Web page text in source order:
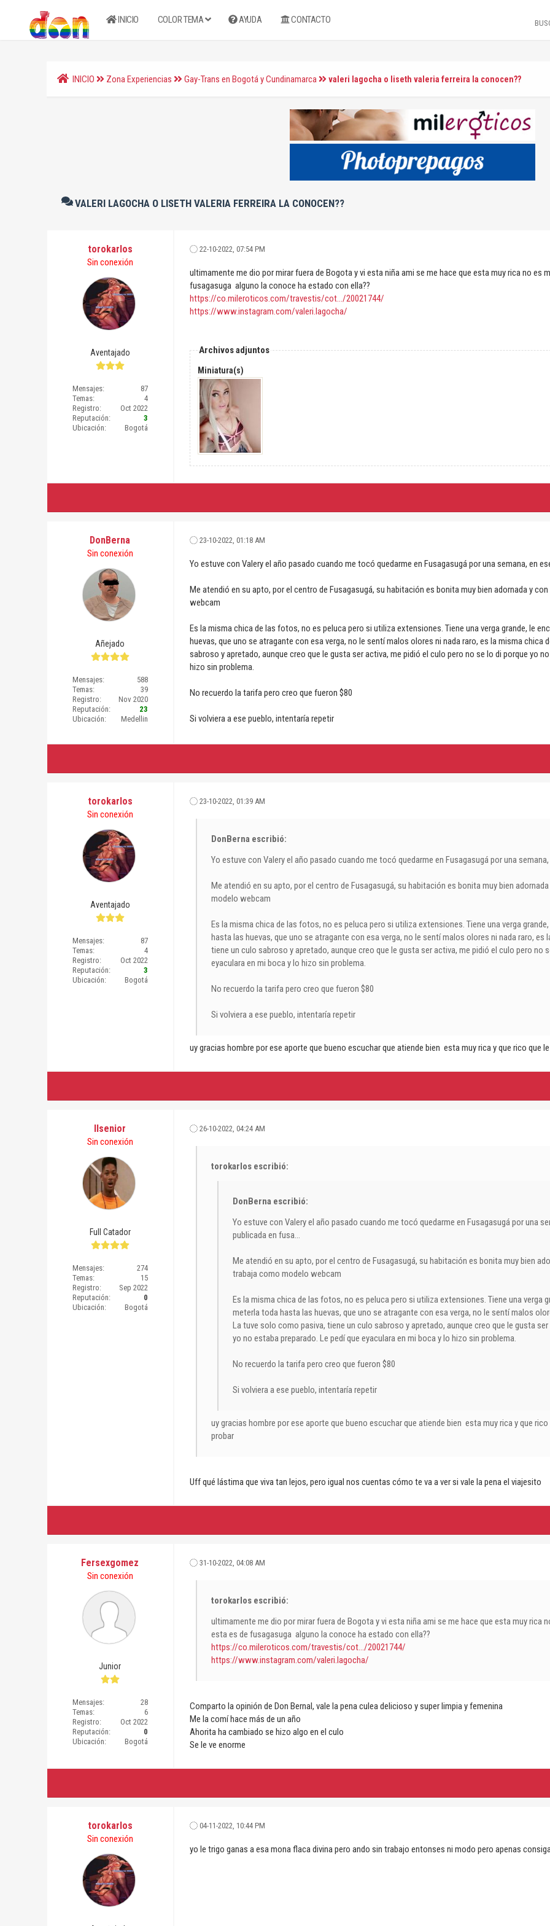
INICIO COLOR TEMA AYUDA CONTACTO
INICIO Zona Experiencias Gay-Trans en Bogotá y Cundinamarca valeri lagocha o liseth valeria ferreira la conocen??
VALERI LAGOCHA O LISETH VALERIA FERREIRA LA CONOCEN??
torokarlos
Sin conexión
Aventajado
Mensajes:
87
Temas:
4
Registro:
Oct 2022
Reputación:
3
Ubicación:
Bogotá
22-10-2022, 07:54 PM
ultimamente me dio por mirar fuera de Bogota y vi esta niña ami se me hace que esta muy rica no es
fusagasuga alguno la conoce ha estado con ella??
https://co.mileroticos.com/travestis/cot.../20021744/
https://www.instagram.com/valeri.lagocha/
Archivos adjuntos
Miniatura(s)
DonBerna
Sin conexión
Añejado
Mensajes:
588
Temas:
39
Registro:
Nov 2020
Reputación:
23
Ubicación:
Medellin
23-10-2022, 01:18 AM
Yo estuve con Valery el año pasado cuando me tocó quedarme en Fusagasugá por una semana, en
Me atendió en su apto, por el centro de Fusagasugá, su habitación es bonita muy bien adornada y
webcam
Es la misma chica de las fotos, no es peluca pero si utiliza extensiones. Tiene una verga grande, le
huevas, que uno se atragante con esa verga, no le sentí malos olores ni nada raro, es la misma
sabroso y apretado, aunque creo que le gusta ser activa, me pidió el culo pero no se lo di porque yo
hizo sin problema.
No recuerdo la tarifa pero creo que fueron $80
Si volviera a ese pueblo, intentaría repetir
torokarlos
Sin conexión
Aventajado
Mensajes:
87
Temas:
4
Registro:
Oct 2022
Reputación:
3
Ubicación:
Bogotá
23-10-2022, 01:39 AM
DonBerna escribió:
Yo estuve con Valery el año pasado cuando me tocó quedarme en Fusagasugá por una
Me atendió en su apto, por el centro de Fusagasugá, su habitación es bonita muy bien
modelo webcam
Es la misma chica de las fotos, no es peluca pero si utiliza extensiones. Tiene una verga
hasta las huevas, que uno se atragante con esa verga, no le sentí malos olores ni nada raro,
tiene un culo sabroso y apretado, aunque creo que le gusta ser activa, me pidió el culo pero no
eyaculara en mi boca y lo hizo sin problema.
No recuerdo la tarifa pero creo que fueron $80
Si volviera a ese pueblo, intentaría repetir
uy gracias hombre por ese aporte que bueno escuchar que atiende bien esta muy rica y que rico que
Ilsenior
Sin conexión
Full Catador
Mensajes:
274
Temas:
15
Registro:
Sep 2022
Reputación:
0
Ubicación:
Bogotá
26-10-2022, 04:24 AM
torokarlos escribió:
DonBerna escribió:
Yo estuve con Valery el año pasado cuando me tocó quedarme en Fusagasugá por una
publicada en fusa...
Me atendió en su apto, por el centro de Fusagasugá, su habitación es bonita muy bien
trabaja como modelo webcam
Es la misma chica de las fotos, no es peluca pero si utiliza extensiones. Tiene una verga
meterla toda hasta las huevas, que uno se atragante con esa verga, no le sentí malos
La tuve solo como pasiva, tiene un culo sabroso y apretado, aunque creo que le gusta
yo no estaba preparado. Le pedí que eyaculara en mi boca y lo hizo sin problema.
No recuerdo la tarifa pero creo que fueron $80
Si volviera a ese pueblo, intentaría repetir
uy gracias hombre por ese aporte que bueno escuchar que atiende bien esta muy rica y que
probar
Uff qué lástima que viva tan lejos, pero igual nos cuentas cómo te va a ver si vale la pena el viajesito
Fersexgomez
Sin conexión
Junior
Mensajes:
28
Temas:
6
Registro:
Oct 2022
Reputación:
0
Ubicación:
Bogotá
31-10-2022, 04:08 AM
torokarlos escribió:
ultimamente me dio por mirar fuera de Bogota y vi esta niña ami se me hace que esta muy rica
esta es de fusagasuga alguno la conoce ha estado con ella??
https://co.mileroticos.com/travestis/cot.../20021744/
https://www.instagram.com/valeri.lagocha/
Comparto la opinión de Don Bernal, vale la pena culea delicioso y super limpia y femenina
Me la comí hace más de un año
Ahorita ha cambiado se hizo algo en el culo
Se le ve enorme
torokarlos
Sin conexión
04-11-2022, 10:44 PM
yo le trigo ganas a esa mona flaca divina pero ando sin trabajo entonses ni modo pero apenas